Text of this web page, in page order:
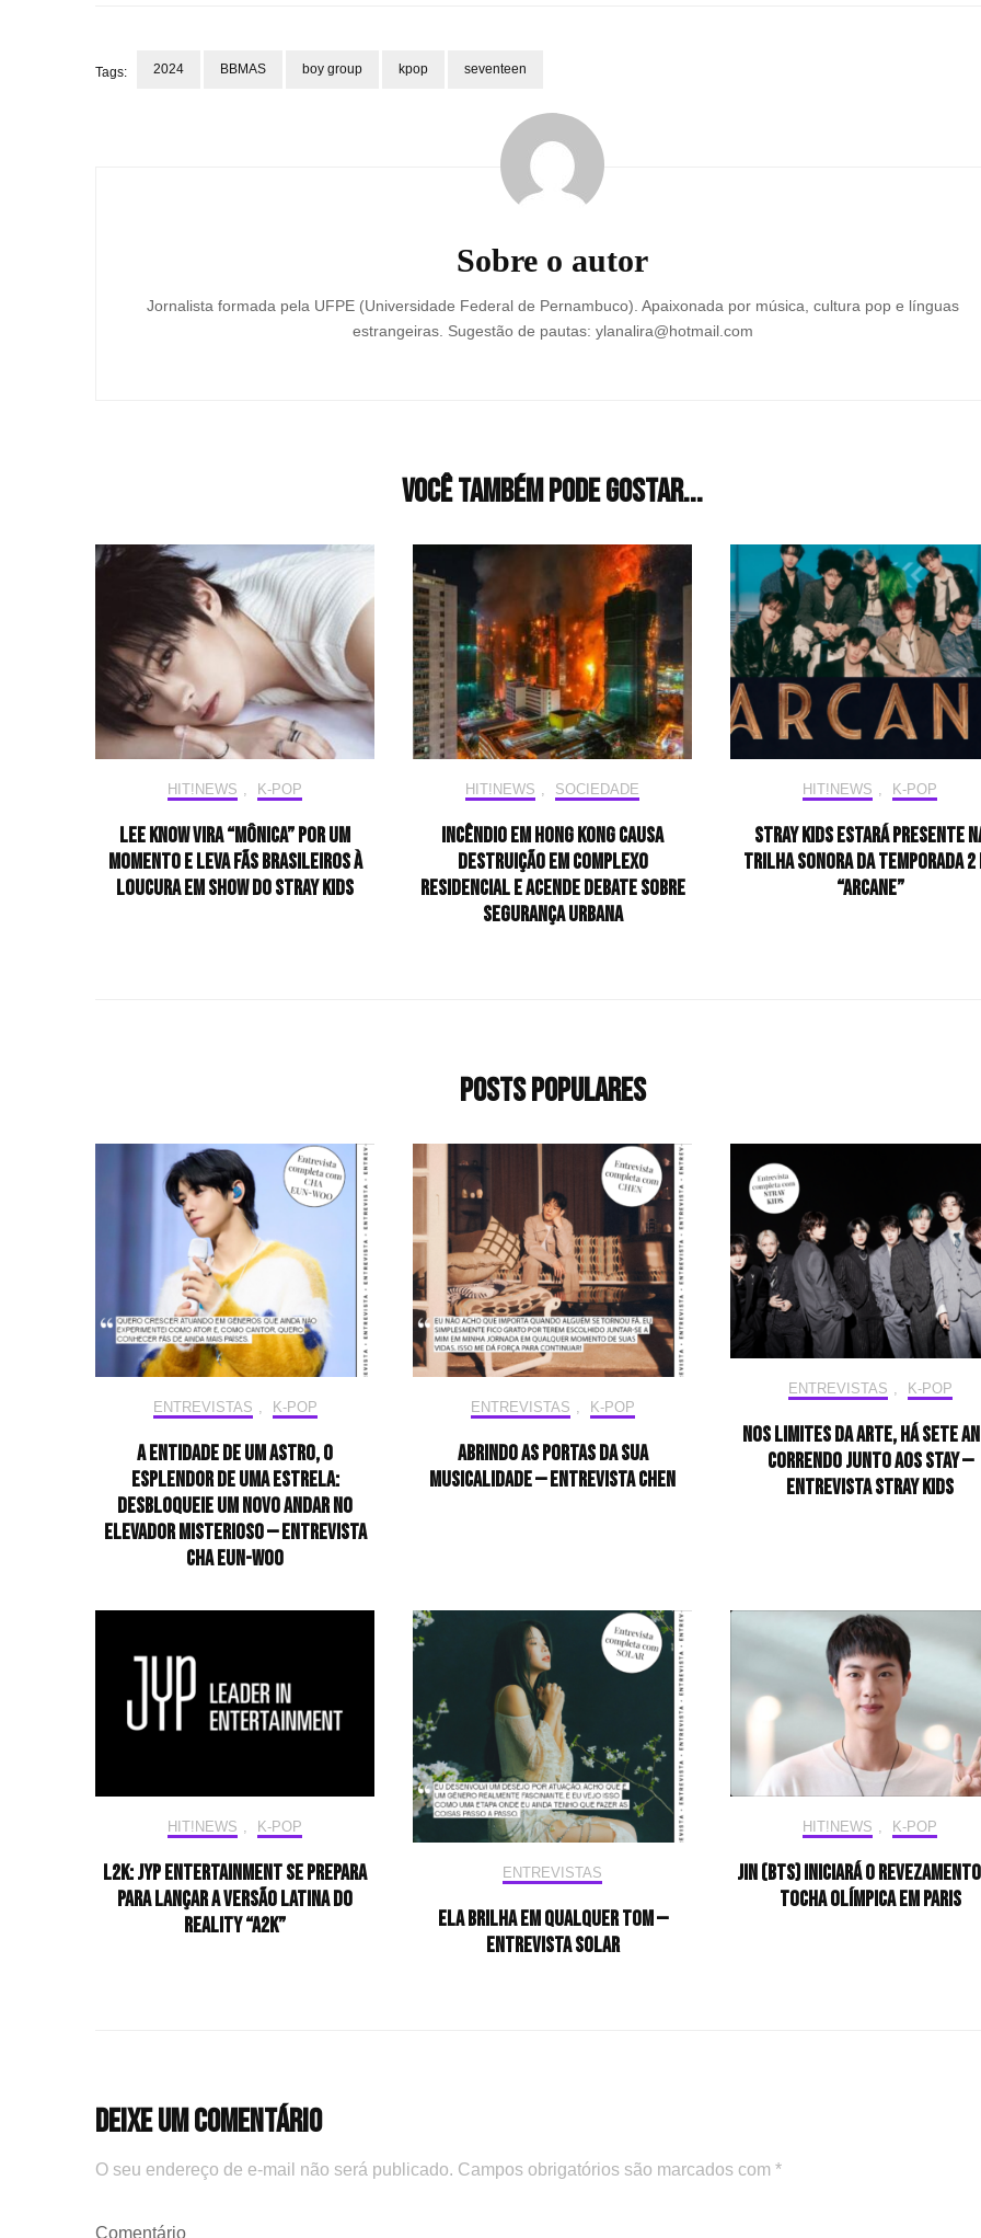
Tags: 2024 BBMAS boy group kpop seventeen
Sobre o autor
Jornalista formada pela UFPE (Universidade Federal de Pernambuco). Apaixonada por música, cultura pop e línguas
estrangeiras. Sugestão de pautas: ylanalira@hotmail.com
Você também pode gostar...
HIT!NEWS , K-POP
Lee Know vira “Mônica” por um
momento e leva fãs brasileiros à
loucura em show do Stray Kids
HIT!NEWS , SOCIEDADE
Incêndio em Hong Kong causa
destruição em complexo
residencial e acende debate sobre
segurança urbana
HIT!NEWS , K-POP
Stray Kids estará presente
trilha sonora da temporada 2
“Arcane”
Posts populares
ENTREVISTAS K-POP
A entidade de um astro, o
esplendor de uma estrela:
desbloqueie um novo andar no
elevador misterioso — Entrevista
CHA EUN-WOO
ENTREVISTAS K-POP
Abrindo as portas da sua
musicalidade — Entrevista CHEN
ENTREVISTAS K-POP
Nos limites da arte, há sete
correndo junto aos STAY —
Entrevista Stray Kids
HIT!NEWS K-POP
L2K: JYP Entertainment se prepara
para lançar a versão latina do
reality “A2K”
ENTREVISTAS
Ela brilha em qualquer tom —
Entrevista Solar
HIT!NEWS K-POP
Jin (BTS) iniciará o
tocha olímpica em Paris
Deixe um comentário
O seu endereço de e-mail não será publicado. Campos obrigatórios são marcados com *
Comentário